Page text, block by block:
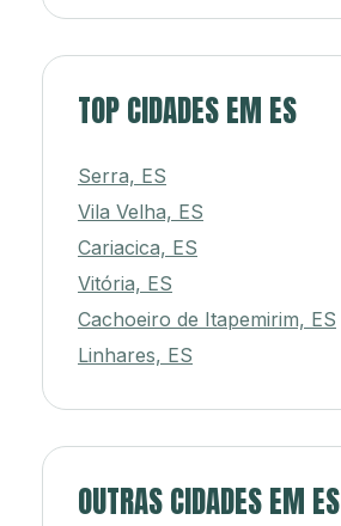
TOP CIDADES EM ES
Serra, ES
Vila Velha, ES
Cariacica, ES
Vitória, ES
Cachoeiro de Itapemirim, ES
Linhares, ES
OUTRAS CIDADES EM ES